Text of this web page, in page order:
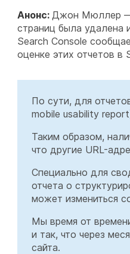
Анонс: Джон Мюллер —
страниц была удалена
Search Console
оценке этих отчетов в
По сути, для
mobile usability
Таким образом,
что другие URL-
Специально для
отчета о
может измениться
Мы время от
и так, что через
сайта.